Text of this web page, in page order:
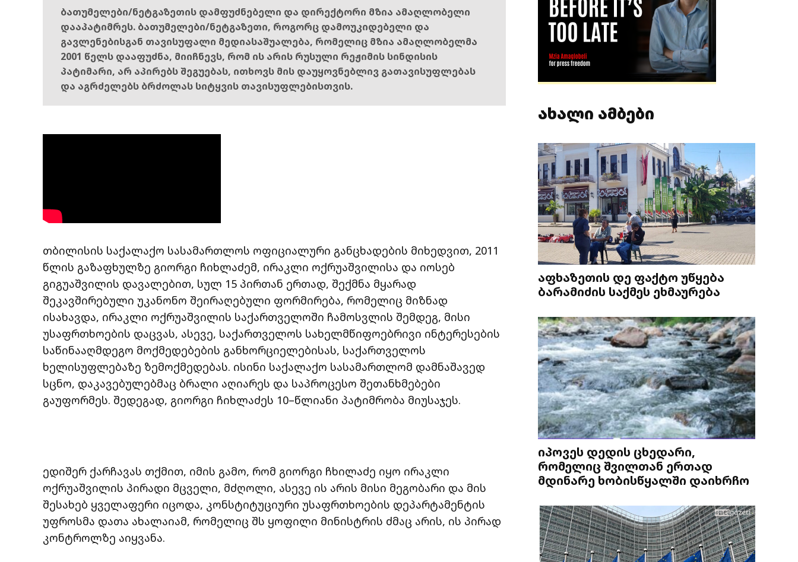
ბათუმელები/ნეტგაზეთის დამფუძნებელი და დირექტორი მზია ამაღლობელი
დააპატიმრეს. ბათუმელები/ნეტგაზეთი, როგორც დამოუკიდებელი და
გავლენებისგან თავისუფალი მედიასაშუალება, რომელიც მზია ამაღლობელმა
2001 წელს დააფუძნა, მიიჩნევს, რომ ის არის რუსული რეჟიმის სინდისის
პატიმარი, არ აპირებს შეგუებას, ითხოვს მის დაუყოვნებლივ გათავისუფლებას
და აგრძელებს ბრძოლას სიტყვის თავისუფლებისთვის.
თბილისის საქალაქო სასამართლოს ოფიციალური განცხადების მიხედვით, 2011
წლის გაზაფხულზე გიორგი ჩიხლაძემ, ირაკლი ოქრუაშვილისა და იოსებ
გიგუაშვილის დავალებით, სულ 15 პირთან ერთად, შექმნა მყარად
შეკავშირებული უკანონო შეირაღებული ფორმირება, რომელიც მიზნად
ისახავდა, ირაკლი ოქრუაშვილის საქართველოში ჩამოსვლის შემდეგ, მისი
უსაფრთხოების დაცვას, ასევე, საქართველოს სახელმწიფოებრივი ინტერესების
საწინააღმდეგო მოქმედებების განხორციელებისას, საქართველოს
ხელისუფლებაზე ზემოქმედებას. ისინი საქალაქო სასამართლომ დამნაშავედ
სცნო, დაკავებულებმაც ბრალი აღიარეს და საპროცესო შეთანხმებები
გაუფორმეს. შედეგად, გიორგი ჩიხლაძეს 10–წლიანი პატიმრობა მიუსაჯეს.
ედიშერ ქარჩავას თქმით, იმის გამო, რომ გიორგი ჩხილაძე იყო ირაკლი
ოქრუაშვილის პირადი მცველი, მძღოლი, ასევე ის არის მისი მეგობარი და მის
შესახებ ყველაფერი იცოდა, კონსტიტუციური უსაფრთხოების დეპარტამენტის
უფროსმა დათა ახალაიამ, რომელიც შს ყოფილი მინისტრის ძმაც არის, ის პირად
კონტროლზე აიყვანა.
ახალი ამბები
აფხაზეთის დე ფაქტო უწყება
ბარამიძის საქმეს ეხმაურება
იპოვეს დედის ცხედარი,
რომელიც შვილთან ერთად
მდინარე ხობისწყალში დაიხრჩო